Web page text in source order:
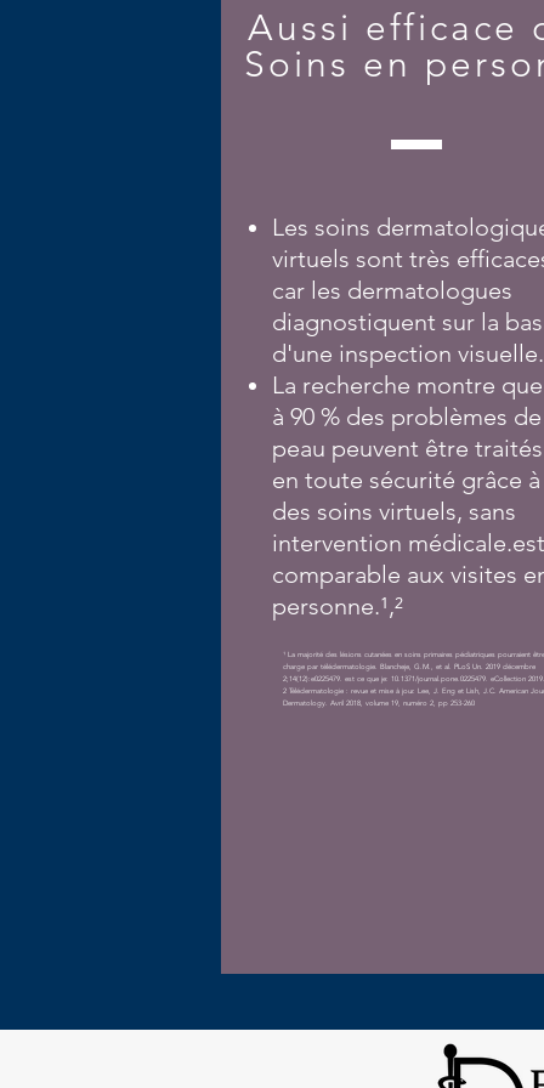
Aussi efficace
Soins en
Les soins
virtuels sont très
car les dermatologues
diagnostiquent sur la
d'une inspection visuelle.
La recherche montre
à 90 % des problèmes de
peau peuvent être traités
en toute sécurité grâce à
des soins virtuels, sans
intervention médicale.est
comparable aux visites
personne.¹,²
¹ La majorité des lésions cutanées en soins primaires pédiatriques pourraient
charge par télédermatologie. Blancheje, G.M., et al. PLoS Un. 2019 décembre
2;14(12):e0225479. est ce que je: 10.1371/journal.pone.0225479. eCollection 2019.
2 Télédermatologie : revue et mise à jour. Lee, J. Eng et Lish, J.C. American
Dermatology. Avril 2018, volume 19, numéro 2, pp 253-260